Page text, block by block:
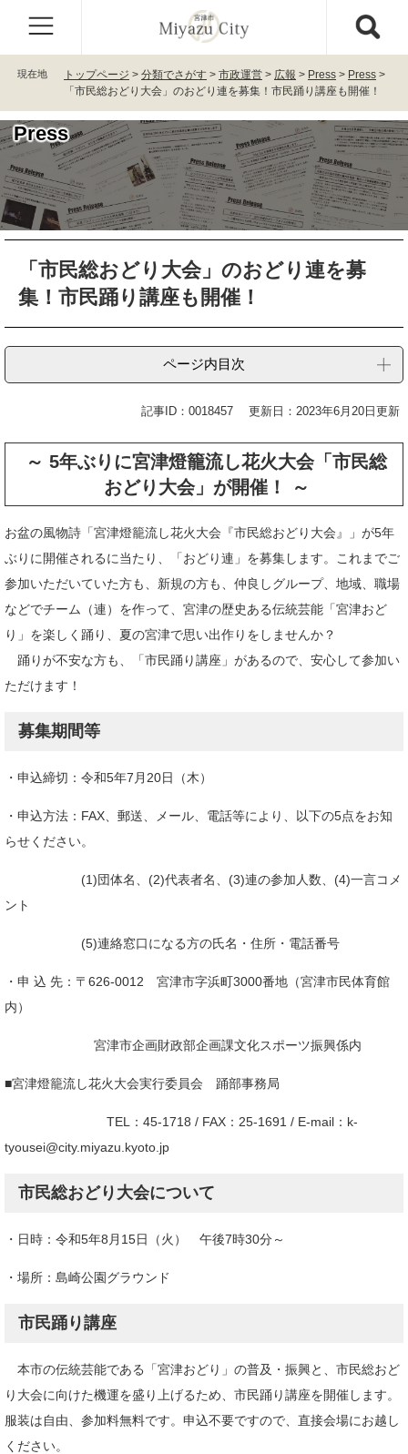
で
す
。
ば
し
て
本
文
へ
現在地 トップページ > 分類でさがす > 市政運営 > 広報 > Press > Press >
「市民総おどり大会」のおどり連を募集！市民踊り講座も開催！
Press
「市民総おどり大会」のおどり連を募
集！市民踊り講座も開催！
ページ内目次
記事ID：0018457 更新日：2023年6月20日更新
～ 5年ぶりに宮津燈籠流し花火大会「市民総
おどり大会」が開催！ ～
お盆の風物詩「宮津燈籠流し花火大会『市民総おどり大会』」が5年
ぶりに開催されるに当たり、「おどり連」を募集します。これまでご
参加いただいていた方も、新規の方も、仲良しグループ、地域、職場
などでチーム（連）を作って、宮津の歴史ある伝統芸能「宮津おど
り」を楽しく踊り、夏の宮津で思い出作りをしませんか？
踊りが不安な方も、「市民踊り講座」があるので、安心して参加い
ただけます！
募集期間等
・申込締切：令和5年7月20日（木）
・申込方法：FAX、郵送、メール、電話等により、以下の5点をお知
らせください。
(1)団体名、(2)代表者名、(3)連の参加人数、(4)一言コメ
ント
(5)連絡窓口になる方の氏名・住所・電話番号
・申 込 先：〒626-0012 宮津市字浜町3000番地（宮津市民体育館
内）
宮津市企画財政部企画課文化スポーツ振興係内
■宮津燈籠流し花火大会実行委員会 踊部事務局
TEL：45-1718 / FAX：25-1691 / E-mail： k-
tyousei@city.miyazu.kyoto.jp
市民総おどり大会について
・日時：令和5年8月15日（火） 午後7時30分～
・場所：島崎公園グラウンド
市民踊り講座
本市の伝統芸能である「宮津おどり」の普及・振興と、市民総おど
り大会に向けた機運を盛り上げるため、市民踊り講座を開催します。
服装は自由、参加料無料です。申込不要ですので、直接会場にお越し
ください。